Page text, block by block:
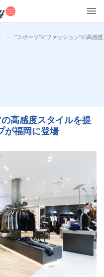
> “スポーツ”×“ファッション”の高感
高感度スタイルを提
が福岡に登場